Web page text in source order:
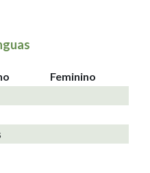
Feminino